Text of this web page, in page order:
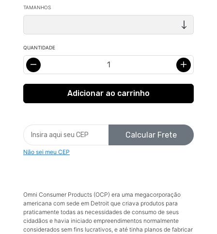
TAMANHOS
QUANTIDADE
Calcular Frete
Não sei meu CEP
Omni Consumer Products (OCP) era uma megacorporação
americana com sede em Detroit que criava produtos para
praticamente todas as necessidades de consumo de seus
cidadãos e havia iniciado empreendimentos normalmente
considerados sem fins lucrativos, e até tinha planos de fabricar